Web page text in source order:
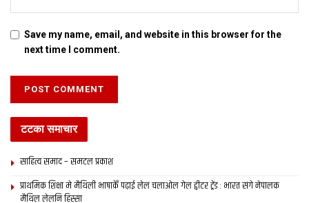
Save my name, email, and website in this browser for the
next time I comment.
टटका समाचार
साहित्य समाद – समटल प्रकाश
प्राथमिक शि‍क्षा मे मैथि‍ली भाषाकेँ पढ़ाई लेल चलाओल गेल ट्वीटर ट्रेंड : भारत संगे नेपालक
मैथिल लेलनि हिस्सा